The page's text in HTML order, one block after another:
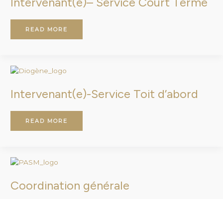
READ MORE
Intervenant(e)-Service Toit d’abord
INTERVENANT(E)-
SERVICE
READ MORE
Coordination générale
COORDINATION
GÉNÉRALE